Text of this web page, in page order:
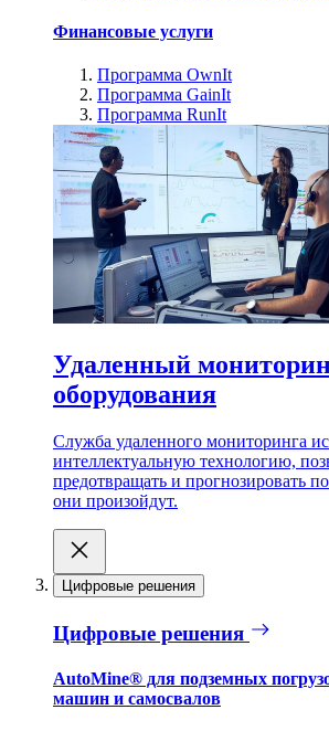
Финансовые услуги
Программа OwnIt
Программа GainIt
Программа RunIt
Удаленный
оборудования
Служба удаленного мониторинга
интеллектуальную технологию,
предотвращать и прогнозировать
они произойдут.
Цифровые решения
Цифровые решения
AutoMine® для подземных
машин и самосвалов